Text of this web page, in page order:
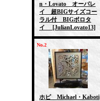
n・Lovato オーバレ
イ 超BIGサイズコー
ラル付 BIGボロタ
イ
[JulianLovato13]
No.2
ホピ Michael・Kaboti